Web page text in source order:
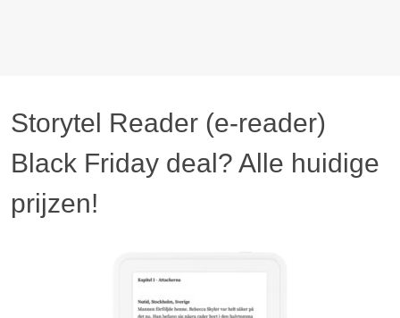
Storytel Reader (e-reader)
Black Friday deal? Alle huidige
prijzen!